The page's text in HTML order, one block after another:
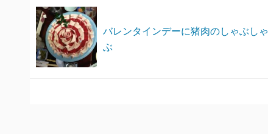
バレンタインデーに猪肉のしゃぶしゃ
ぶ